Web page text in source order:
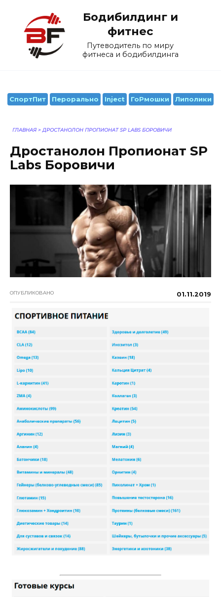
содержанию
Бодибилдинг и
фитнес
Путеводитель по миру
фитнеса и бодибилдинга
СпортПит Перорально Inject ГоРмошки Липолики
ГЛАВНАЯ > ДРОСТАНОЛОН ПРОПИОНАТ SP LABS БОРОВИЧИ
Дростанолон Пропионат SP
Labs Боровичи
ОПУБЛИКОВАНО 01.11.2019